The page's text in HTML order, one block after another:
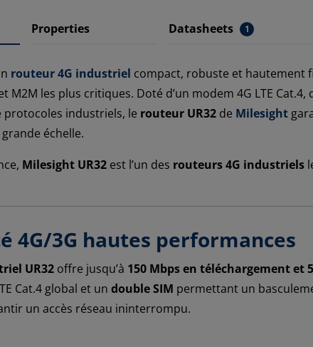
Properties Datasheets 1
routeur 4G industriel compact, robuste et hautement
M2M les plus critiques. Doté d’un modem 4G LTE
protocoles industriels, le routeur UR32 de Milesight
échelle.
Milesight UR32 est l’un des routeurs 4G industriels
4G/3G hautes performances
UR32 offre jusqu’à 150 Mbps en téléchargement et
Cat.4 global et un double SIM permettant un
un accès réseau ininterrompu.